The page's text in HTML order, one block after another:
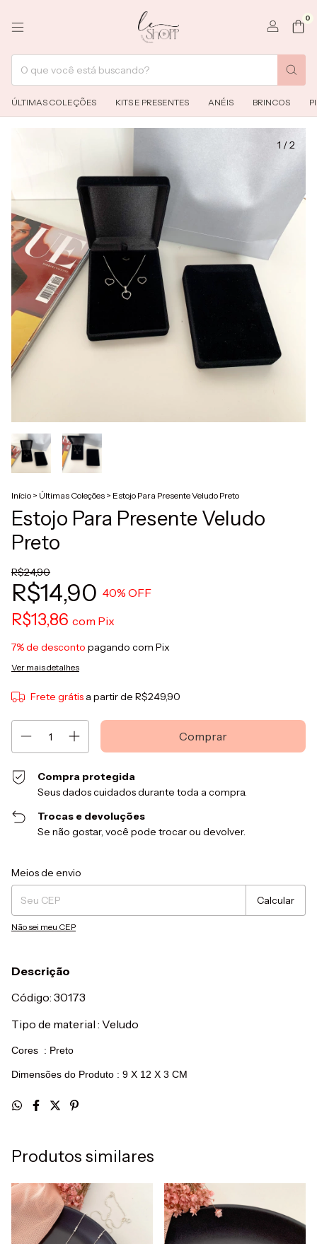
0
ÚLTIMAS COLEÇÕES KITS E PRESENTES ANÉIS BRINCOS
1 /2
Início > Últimas Coleções > Estojo Para Presente Veludo Preto
Estojo Para Presente Veludo
Preto
R$24,90
R$14,90 40% OFF
R$13,86 com Pix
7% de desconto pagando com Pix
Ver mais detalhes
Frete grátis a partir de R$249,90
Compra protegida
Seus dados cuidados durante toda a compra.
Trocas e devoluções
Se não gostar, você pode trocar ou devolver.
Entregas para o CEP:
Meios de envio
Calcular
Não sei meu CEP
Descrição
Código: 30173
Tipo de material : Veludo
Cores : Preto
Dimensões do Produto : 9 X 12 X 3 CM
Produtos similares